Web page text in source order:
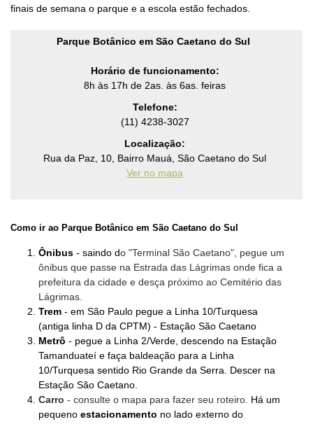
finais de semana o parque e a escola estão fechados.
Parque Botânico em São Caetano do Sul
Horário de funcionamento:
8h às 17h de 2as. às 6as. feiras
Telefone:
(11) 4238-3027
Localização:
Rua da Paz, 10, Bairro Mauá, São Caetano do Sul
Ver no mapa
Como ir ao Parque Botânico em São Caetano do Sul
Ônibus - saindo do "Terminal São Caetano", pegue um
ônibus que passe na Estrada das Lágrimas onde fica a
prefeitura da cidade e desça próximo ao Cemitério das
Lágrimas.
Trem - em São Paulo pegue a Linha 10/Turquesa
(antiga linha D da CPTM) - Estação São Caetano
Metrô - pegue a Linha 2/Verde, descendo na Estação
Tamanduateí e faça baldeação para a Linha
10/Turquesa sentido Rio Grande da Serra. Descer na
Estação São Caetano.
Carro - consulte o mapa para fazer seu roteiro. Há um
pequeno estacionamento no lado externo do